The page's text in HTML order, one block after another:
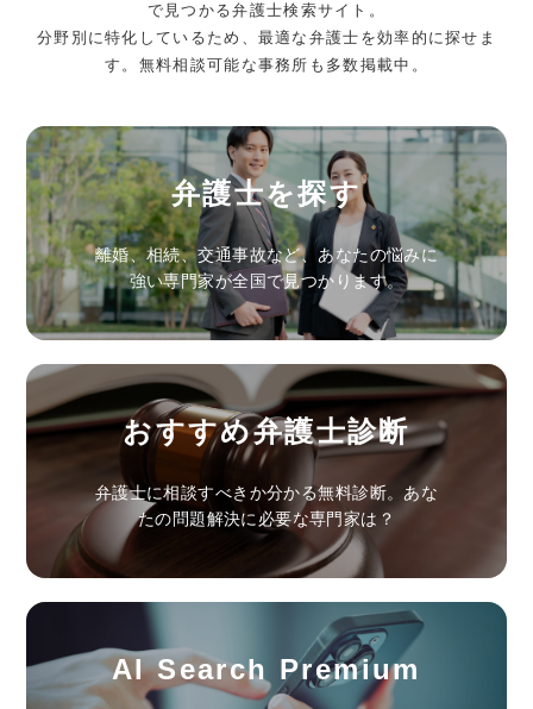
で見つかる弁護士検索サイト。
分野別に特化しているため、最適な弁護士を効率的に探せま
す。無料相談可能な事務所も多数掲載中。
弁護士を探す
離婚、相続、交通事故など、あなたの悩みに
強い専門家が全国で見つかります。
おすすめ弁護士診断
弁護士に相談すべきか分かる無料診断。あな
たの問題解決に必要な専門家は？
AI Search Premium